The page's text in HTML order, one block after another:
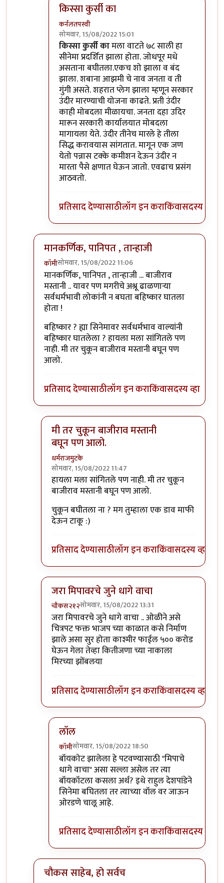
किस्सा कुर्सी का
कर्नलतपस्वी
सोमवार, 15/08/2022 15:01
In reply toहो ना आणि आँधी वर बंदी आणली
किस्सा कुर्सी कामला वाटते ७८ साली हा
सीनेमा प्रदर्शित झाला होता. जोधपूर मधे
असताना बघीतला.एकच शो झाला व बंद
झाला. शबाना आझमी चे नाव जनता व ती
गुंगी असते. शहरात प्लेग झाला म्हणून सरकार
उंदीर मारण्याची योजना काढते. प्रती उंदीर
काही मोबदला मीळायचा. जनता दहा उदिर
मारून सरकारी कार्यालयात मोबदला
मागायला येते. उंदीर तीनेच मारले हे तीला
सिद्ध करावयास सांगतात. मागून एक जण
येतो पन्नास टक्के कमीशन देऊन उंदीर न
मारता पैसे क्षणात घेऊन जातो. एवढाच प्रसंग
आठवतो.
प्रतिसाद देण्यासाठीलॉग इन कराकिंवासदस्य व्हा
मानकर्णिक, पानिपत , तान्हाजी
कॉमीसोमवार, 15/08/2022 11:06
In reply toआजकाल न बघताbyचौकस२१२
मानकर्णिक, पानिपत , तान्हाजी ... बाजीराव
मस्तानी .. यावर पण मगरीचे अश्रू ढाळणाऱ्या
सर्वधर्मभावी लोकांनी न बघता बहिष्कार घातला
होता !
बहिष्कार ? ह्या सिनेमावर सर्वधर्मभाव वाल्यांनी
बहिष्कार घातलेला ? हायला मला सांगितले पण
नाही. मी तर चुकून बाजीराव मस्तानी बघून पण
आलो.
प्रतिसाद देण्यासाठीलॉग इन कराकिंवासदस्य व्हा
मी तर चुकून बाजीराव मस्तानी
बघून पण आलो.
धर्मराजमुटके
सोमवार, 15/08/2022 11:47
In reply toमानकर्णिक, पानिपत , तान्हाजी
हायला मला सांगितले पण नाही. मी तर चुकून
बाजीराव मस्तानी बघून पण आलो.
चुकून बघीतला ना ? मग तुम्हाला एक डाव माफी
देऊन टाकू :)
प्रतिसाद देण्यासाठीलॉग इन कराकिंवासदस्य व्हा
जरा मिपावरचे जुने धागे वाचा
चौकस२१२सोमवार, 15/08/2022 13:31
In reply toमानकर्णिक, पानिपत , तान्हाजी
जरा मिपावरचे जुने धागे वाचा .. ओळीने असे
चित्रपट फक्त भाजप च्या काळात कसे निर्माण
झाले असा सुर होता काश्मीर फाईल ५०० करोड
घेऊन गेला तेव्हा कितीजणा च्या नाकाला
मिरच्या झोंबलया
प्रतिसाद देण्यासाठीलॉग इन कराकिंवासदस्य व्हा
लॉल
कॉमीसोमवार, 15/08/2022 18:50
In reply toजरा मिपावरचे जुने धागे वाचा
बॉयकोट झालेला हे पटवण्यासाठी "मिपाचे
धागे वाचा" असा सल्ला असेल तर त्या
बॉयकॉटला कसला अर्थ? इथे राहुल देशपांडेने
सिनेमा बघितला तर त्याच्या वॉल वर जाऊन
ओरडणे चालू आहे.
प्रतिसाद देण्यासाठीलॉग इन कराकिंवासदस्य व्हा
चौकस साहेब, हो सर्वच